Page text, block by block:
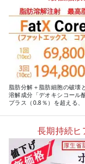
脂肪分解＋脂肪細胞の破壊
溶解成分「デオキシコール
プラス（0.8％）を超える
長期持続